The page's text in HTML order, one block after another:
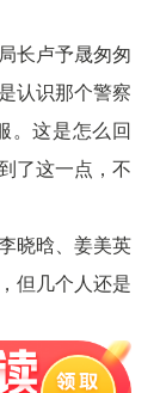
长卢予晟匆匆
认识那个警察
。这是怎么回
了这一点，不
晓晗、姜美英
但几个人还是